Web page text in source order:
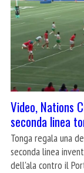
Video, Nations
seconda linea
Tonga regala una
seconda linea
dell'ala contro il